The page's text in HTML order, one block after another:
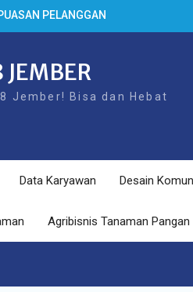
PELANGGAN
KUOTA
Jember! Bisa dan Hebat
Data Karyawan Desain
Agribisnis Tanaman